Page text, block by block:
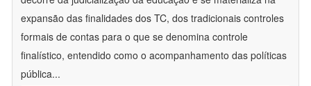
expansão das finalidades dos TC, dos tradicionais controles
formais de contas para o que se denomina controle
finalístico, entendido como o acompanhamento das políticas
pública...